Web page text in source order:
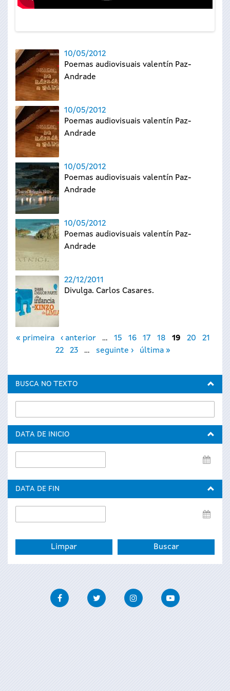
10/05/2012
Poemas audiovisuais valentín Paz-
Andrade
10/05/2012
Poemas audiovisuais valentín Paz-
Andrade
10/05/2012
Poemas audiovisuais valentín Paz-
Andrade
10/05/2012
Poemas audiovisuais valentín Paz-
Andrade
22/12/2011
Divulga. Carlos Casares.
Páxinas
« primeira ‹ anterior … 15 16 17 18 19 20
21
22
23 … seguinte › última »
BUSCA NO TEXTO
DATA DE INICIO
de
DATA DE FIN
de
FacebookTwitter InstagramYoutube